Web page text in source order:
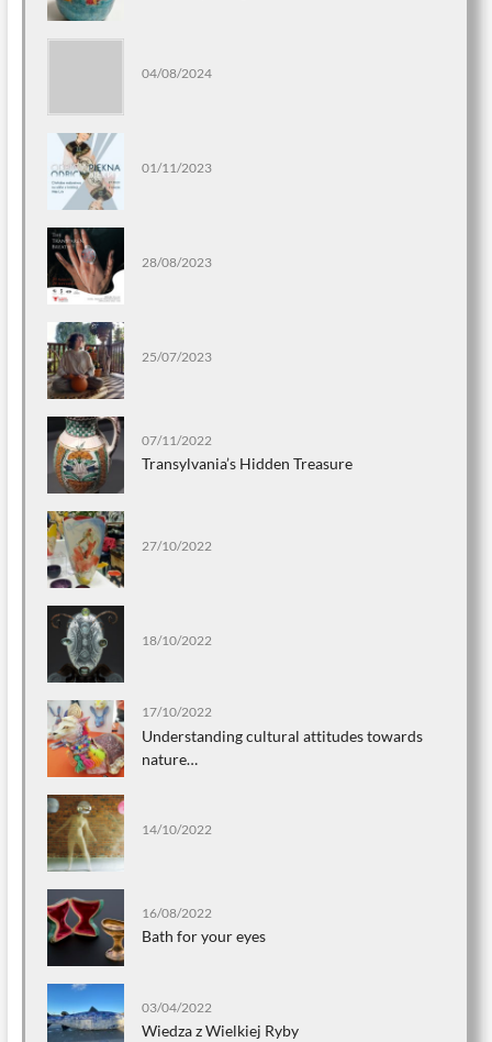
04/08/2024
01/11/2023
28/08/2023
25/07/2023
07/11/2022
Transylvania’s Hidden Treasure
27/10/2022
18/10/2022
17/10/2022
Understanding cultural attitudes towards
nature…
14/10/2022
16/08/2022
Bath for your eyes
03/04/2022
Wiedza z Wielkiej Ryby